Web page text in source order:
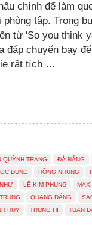
chính để làm
phòng tập. Trong
từ 'So you think
đáp chuyến bay
rất tích …
QUỲNH TRANG
ĐÀ NẴNG
DUNG HỒNG NHUNG
LÊ KIM PHỤNG
QUANG ĐĂNG
HUY TRUNG HI
TUẤN